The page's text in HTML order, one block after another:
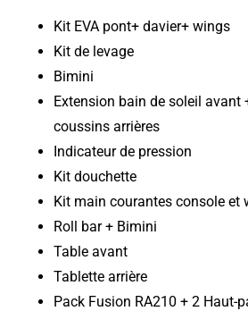
Kit EVA pont+ davier+ wings
Kit de levage
Bimini
Extension bain de soleil avant
coussins arrières
Indicateur de pression
Kit douchette
Kit main courantes console et
Roll bar + Bimini
Table avant
Tablette arrière
Pack Fusion RA210 + 2 Haut-